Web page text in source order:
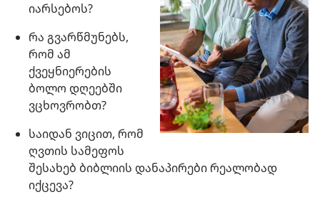
იარსებოს?
რა გვარწმუნებს,
რომ ამ
ქვეყნიერების
ბოლო დღეებში
ვცხოვრობთ?
საიდან ვიცით, რომ
ღვთის სამეფოს
შესახებ ბიბლიის დანაპირები რეალობად
იქცევა?